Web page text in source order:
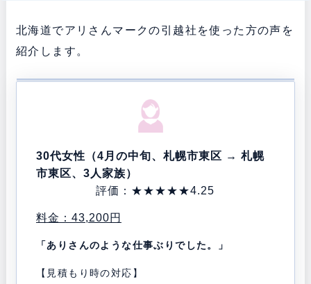
北海道でアリさんマークの引越社を使った方の声を
紹介します。
30代女性（4月の中旬、札幌市東区 → 札幌
市東区、3人家族）
評価：★★★★★4.25
料金：43,200円
「ありさんのような仕事ぶりでした。」
【見積もり時の対応】